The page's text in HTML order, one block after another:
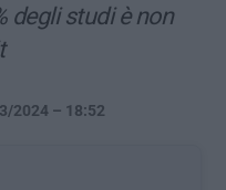
degli studi è non
2024 – 18:52